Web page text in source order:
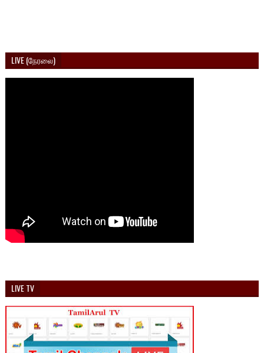
LIVE (நேரலை)
LIVE TV